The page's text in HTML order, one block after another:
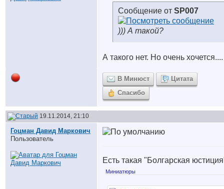
Сообщение от SP007
))) А такой?
А такого нет. Но очень хочется....
В Минюст
Цитата
Спасибо
19.11.2014, 21:10
Гоцман Давид Маркович
Пользователь
Есть такая "Болгарская
Миниатюры